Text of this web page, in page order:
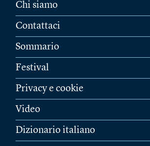
Chi siamo
Contattaci
Sommario
Festival
Privacy e cookie
Video
Dizionario italiano